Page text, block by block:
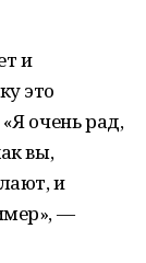
и
это
очень рад,
вы,
и
—